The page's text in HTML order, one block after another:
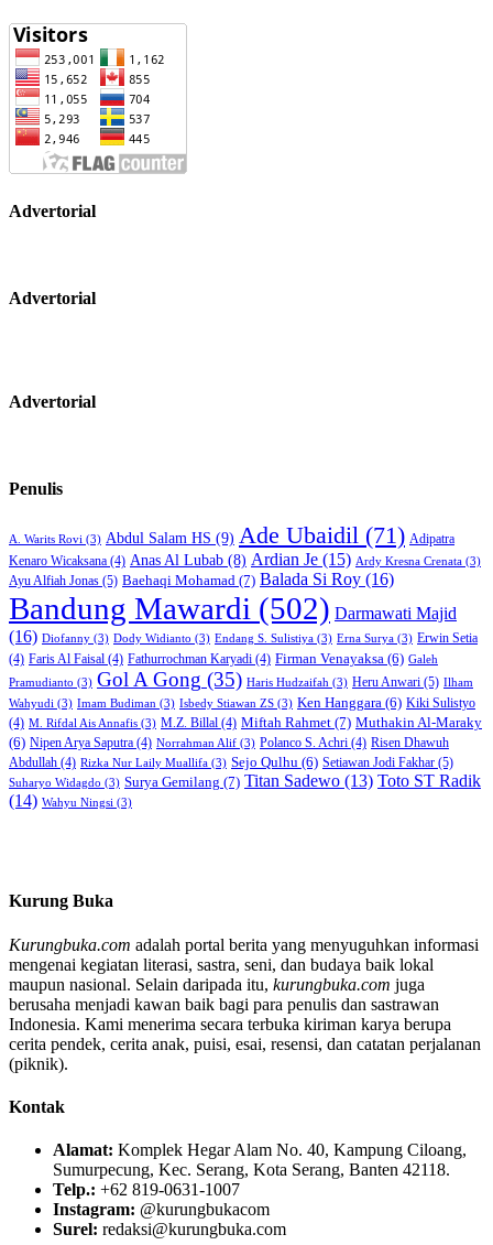
Advertorial
Advertorial
Advertorial
Penulis
A. Warits Rovi (3) Abdul Salam HS (9) Ade Ubaidil (71) Adipatra
Kenaro Wicaksana (4) Anas Al Lubab (8) Ardian Je (15) Ardy Kresna Crenata (3)
Ayu Alfiah Jonas (5) Baehaqi Mohamad (7) Balada Si Roy (16)
Bandung Mawardi (502) Darmawati Majid
(16) Diofanny (3) Dody Widianto (3) Endang S. Sulistiya (3) Erna Surya (3) Erwin Setia
(4) Faris Al Faisal (4) Fathurrochman Karyadi (4) Firman Venayaksa (6) Galeh
Pramudianto (3) Gol A Gong (35) Haris Hudzaifah (3) Heru Anwari (5) Ilham
Wahyudi (3) Imam Budiman (3) Isbedy Stiawan ZS (3) Ken Hanggara (6) Kiki Sulistyo
(4) M. Rifdal Ais Annafis (3) M.Z. Billal (4) Miftah Rahmet (7) Muthakin Al-Maraky
(6) Nipen Arya Saputra (4) Norrahman Alif (3) Polanco S. Achri (4) Risen Dhawuh
Abdullah (4) Rizka Nur Laily Muallifa (3) Sejo Qulhu (6) Setiawan Jodi Fakhar (5)
Suharyo Widagdo (3) Surya Gemilang (7) Titan Sadewo (13) Toto ST Radik
(14) Wahyu Ningsi (3)
Kurung Buka
Kurungbuka.com adalah portal berita yang menyuguhkan informasi
mengenai kegiatan literasi, sastra, seni, dan budaya baik lokal
maupun nasional. Selain daripada itu, kurungbuka.com juga
berusaha menjadi kawan baik bagi para penulis dan sastrawan
Indonesia. Kami menerima secara terbuka kiriman karya berupa
cerita pendek, cerita anak, puisi, esai, resensi, dan catatan perjalanan
(piknik).
Kontak
Alamat: Komplek Hegar Alam No. 40, Kampung Ciloang,
Sumurpecung, Kec. Serang, Kota Serang, Banten 42118.
Telp.: +62 819-0631-1007
Instagram: @kurungbukacom
Surel: redaksi@kurungbuka.com